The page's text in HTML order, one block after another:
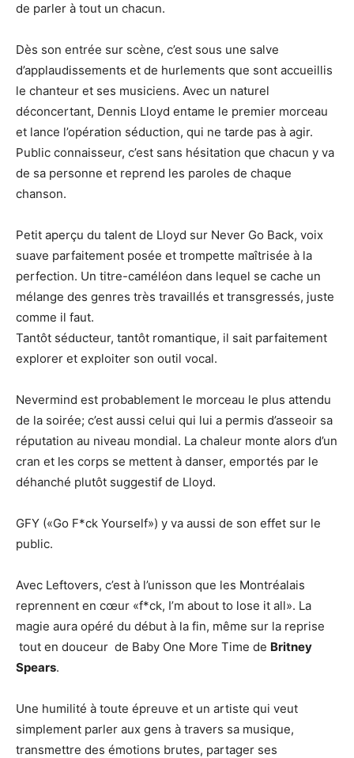
de parler à tout un chacun.
Dès son entrée sur scène, c’est sous une salve
d’applaudissements et de hurlements que sont accueillis
le chanteur et ses musiciens. Avec un naturel
déconcertant, Dennis Lloyd entame le premier morceau
et lance l’opération séduction, qui ne tarde pas à agir.
Public connaisseur, c’est sans hésitation que chacun y va
de sa personne et reprend les paroles de chaque
chanson.
Petit aperçu du talent de Lloyd sur Never Go Back, voix
suave parfaitement posée et trompette maîtrisée à la
perfection. Un titre-caméléon dans lequel se cache un
mélange des genres très travaillés et transgressés, juste
comme il faut.
Tantôt séducteur, tantôt romantique, il sait parfaitement
explorer et exploiter son outil vocal.
Nevermind est probablement le morceau le plus attendu
de la soirée; c’est aussi celui qui lui a permis d’asseoir sa
réputation au niveau mondial. La chaleur monte alors d’un
cran et les corps se mettent à danser, emportés par le
déhanché plutôt suggestif de Lloyd.
GFY («Go F*ck Yourself») y va aussi de son effet sur le
public.
Avec Leftovers, c’est à l’unisson que les Montréalais
reprennent en cœur «f*ck, I’m about to lose it all». La
magie aura opéré du début à la fin, même sur la reprise
tout en douceur de Baby One More Time de Britney
Spears.
Une humilité à toute épreuve et un artiste qui veut
simplement parler aux gens à travers sa musique,
transmettre des émotions brutes, partager ses